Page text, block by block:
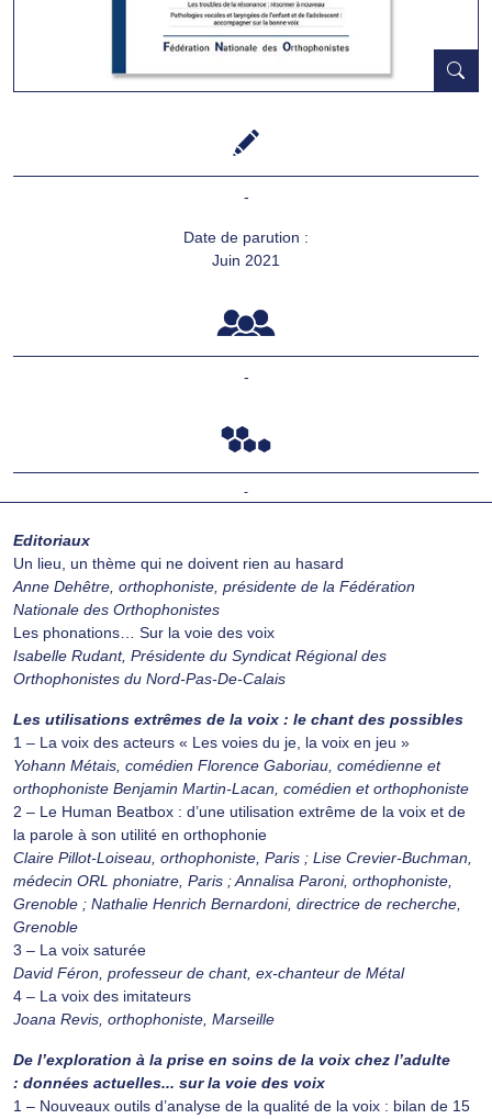
-
Date de parution :
Juin 2021
-
-
Editoriaux
Un lieu, un thème qui ne doivent rien au hasard
Anne Dehêtre, orthophoniste, présidente de la Fédération
Nationale des Orthophonistes
Les phonations… Sur la voie des voix
Isabelle Rudant, Présidente du Syndicat Régional des
Orthophonistes du Nord-Pas-De-Calais
Les utilisations extrêmes de la voix : le chant des possibles
1 – La voix des acteurs « Les voies du je, la voix en jeu »
Yohann Métais, comédien Florence Gaboriau, comédienne et
orthophoniste Benjamin Martin-Lacan, comédien et orthophoniste
2 – Le Human Beatbox : d’une utilisation extrême de la voix et de
la parole à son utilité en orthophonie
Claire Pillot-Loiseau, orthophoniste, Paris ; Lise Crevier-Buchman,
médecin ORL phoniatre, Paris ; Annalisa Paroni, orthophoniste,
Grenoble ; Nathalie Henrich Bernardoni, directrice de recherche,
Grenoble
3 – La voix saturée
David Féron, professeur de chant, ex-chanteur de Métal
4 – La voix des imitateurs
Joana Revis, orthophoniste, Marseille
De l’exploration à la prise en soins de la voix chez l’adulte
: données actuelles... sur la voie des voix
1 – Nouveaux outils d’analyse de la qualité de la voix : bilan de 15